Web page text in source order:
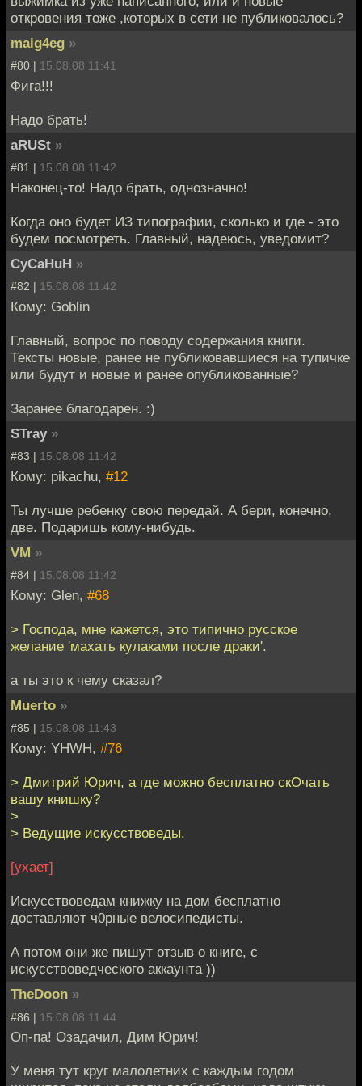
откровения тоже ,которых в сети не публиковалось?
maig4eg »
#80 | 15.08.08 11:41
Фига!!!
Надо брать!
aRUSt »
#81 | 15.08.08 11:42
Наконец-то! Надо брать, однозначно!
Когда оно будет ИЗ типографии, сколько и где - это
будем посмотреть. Главный, надеюсь, уведомит?
CyCaHuH »
#82 | 15.08.08 11:42
Кому: Goblin
Главный, вопрос по поводу содержания книги.
Тексты новые, ранее не публиковавшиеся на тупичке
или будут и новые и ранее опубликованные?
Заранее благодарен. :)
STray »
#83 | 15.08.08 11:42
Кому: pikachu, #12
Ты лучше ребенку свою передай. А бери, конечно,
две. Подаришь кому-нибудь.
VM »
#84 | 15.08.08 11:42
Кому: Glen, #68
> Господа, мне кажется, это типично русское
желание 'махать кулаками после драки'.
а ты это к чему сказал?
Muerto »
#85 | 15.08.08 11:43
Кому: YHWH, #76
> Дмитрий Юрич, а где можно бесплатно скОчать
вашу книшку?
>
> Ведущие искусствоведы.
[ухает]
Искусствоведам книжку на дом бесплатно
доставляют ч0рные велосипедисты.
А потом они же пишут отзыв о книге, с
искусствоведческого аккаунта ))
TheDoon »
#86 | 15.08.08 11:44
Оп-па! Озадачил, Дим Юрич!
У меня тут круг малолетних с каждым годом